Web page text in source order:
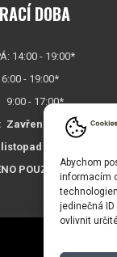
Abychom
informacím
jedinečná
ovlivnit
DOBA
14:00 - 19:00*
- 19:00*
- 17:00*
Zavřeno
a prosinec
POUZE
PO/ST/